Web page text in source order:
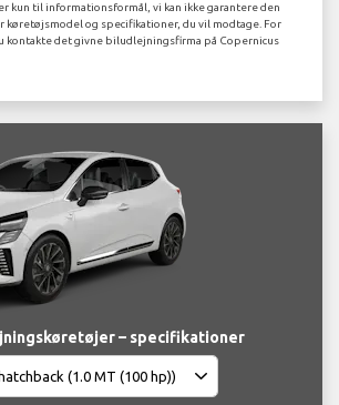
kun til informationsformål, vi kan ikke garantere den
køretøjsmodel og specifikationer, du vil modtage. For
kontakte det givne biludlejningsfirma på Copernicus
– specifikationer